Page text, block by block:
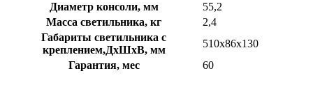
Диаметр консоли, мм
55,2
Масса светильника, кг
2,4
Габариты светильника с
креплением,ДхШхВ, мм
510х86х130
Гарантия, мес
60